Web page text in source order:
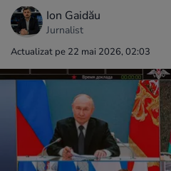
Ion Gaidău
Jurnalist
Actualizat pe 22 mai 2026, 02:03